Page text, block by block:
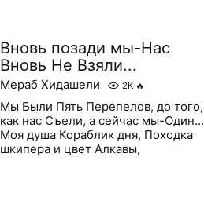
Вновь позади мы-Нас
Вновь Не Взяли...
Мераб Хидашели 2K 🔥
Мы Были Пять Перепелов, до того,
как нас Съели, а сейчас мы-Один…
Моя душа Кораблик дня, Походка
шкипера и цвет Алкавы,